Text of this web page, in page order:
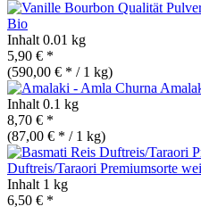
Bio
Inhalt 0.01 kg
5,90 € *
(590,00 € * / 1 kg)
Inhalt 0.1 kg
8,70 € *
(87,00 € * / 1 kg)
Duftreis/Taraori Premiumsorte
Inhalt 1 kg
6,50 € *